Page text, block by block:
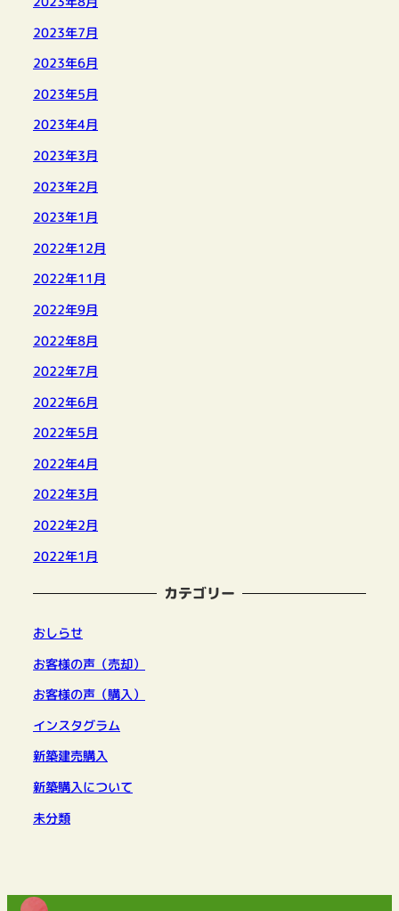
2023年7月
2023年6月
2023年5月
2023年4月
2023年3月
2023年2月
2023年1月
2022年12月
2022年11月
2022年9月
2022年8月
2022年7月
2022年6月
2022年5月
2022年4月
2022年3月
2022年2月
2022年1月
カテゴリー
おしらせ
お客様の声（売却）
お客様の声（購入）
インスタグラム
新築建売購入
新築購入について
未分類